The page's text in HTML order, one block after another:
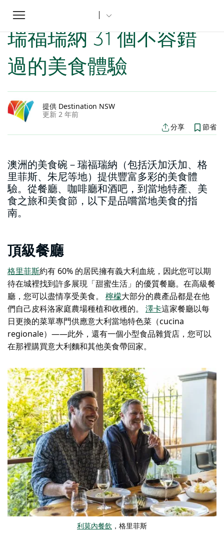
Toggle
navigation
家
瑞福瑞納 31 個不容錯
過的美食體驗
提供 Destination NSW
更新 2 年前
分享 節省
澳洲的美食碗－瑞福瑞納（包括沃加沃加、格
里菲斯、朱尼等地）提供豐富多彩的美食體
驗。從餐廳、咖啡廳和酒吧，到當地特產、美
食之旅和美食節，以下是品嚐當地美食的指
南。
頂級餐廳
格里菲斯約有 60% 的居民擁有義大利血統，因此您可以期
待在城裡找到許多展現「甜蜜生活」的優質餐廳。在高級餐
廳，您可以盡情享受美食。 檸檬大部分的農產品都是在他
們自己皮科洛家庭農場種植和收穫的。 澤卡這家餐廳以每
日更換的菜單專門供應意大利當地特色菜（cucina
regionale）——此外，還有一個小型食品雜貨店，您可以
在那裡購買意大利麵和其他美食帶回家。
利莫內餐飲 ，格里菲斯